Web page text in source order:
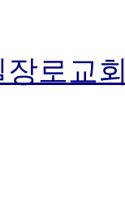
장로교